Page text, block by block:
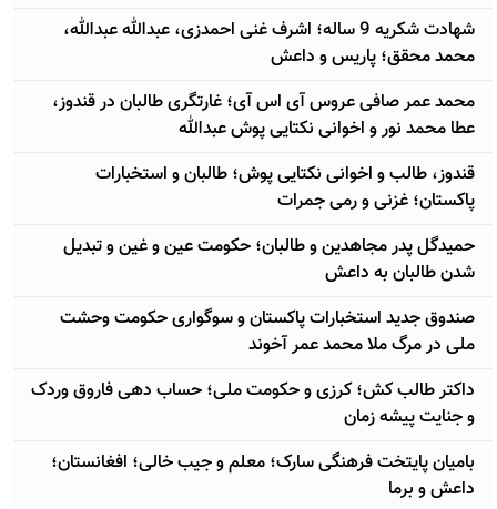
شهادت شکریه 9 ساله؛ اشرف غنی احمدزی، عبدالله عبدالله،
محمد محقق؛ پاریس و داعش
محمد عمر صافی عروس آی اس آی؛ غارتگری طالبان در قندوز،
عطا محمد نور و اخوانی نکتایی پوش عبدالله
قندوز، طالب و اخوانی نکتایی پوش؛ طالبان و استخبارات
پاکستان؛ غزنی و رمی جمرات
حمیدگل پدر مجاهدین و طالبان؛ حکومت عین و غین و تبدیل
شدن طالبان به داعش
صندوق جدید استخبارات پاکستان و سوگواری حکومت وحشت
ملی در مرگ ملا محمد عمر آخوند
داکتر طالب کش؛ کرزی و حکومت ملی؛ حساب دهی فاروق وردک
و جنایت پیشه زمان
بامیان پایتخت فرهنگی سارک؛ معلم و جیب خالی؛ افغانستان؛
داعش و برما